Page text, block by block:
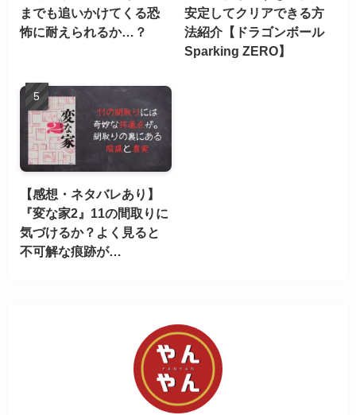
までも追いかけてくる恐
怖に耐えられるか…？
安定してクリアできる方
法紹介【ドラゴンボール
Sparking ZERO】
【感想・ネタバレあり】
『変な家2』11の間取りに
気づけるか？よく見ると
不可解な痕跡が…